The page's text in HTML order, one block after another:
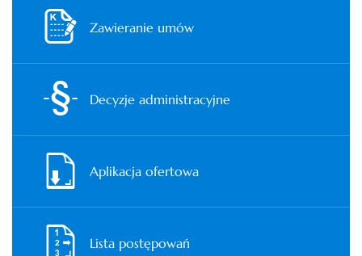
Zawieranie umów
Decyzje administracyjne
Aplikacja ofertowa
Lista postępowań